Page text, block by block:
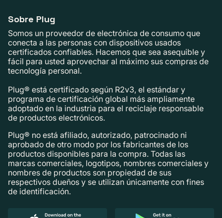
Sobre Plug
Somos un proveedor de electrónica de consumo que
conecta a las personas con dispositivos usados ​​
certificados confiables. Hacemos que sea asequible y
fácil para usted aprovechar al máximo sus compras de
tecnología personal.
Plug® está certificado según R2v3, el estándar y
programa de certificación global más ampliamente
adoptado en la industria para el reciclaje responsable
de productos electrónicos.
Plug® no está afiliado, autorizado, patrocinado ni
aprobado de otro modo por los fabricantes de los
productos disponibles para la compra. Todas las
marcas comerciales, logotipos, nombres comerciales y
nombres de productos son propiedad de sus
respectivos dueños y se utilizan únicamente con fines
de identificación.